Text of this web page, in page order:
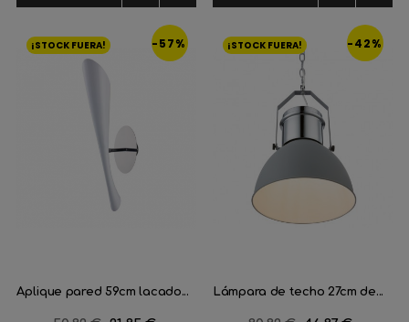
-57%
¡STOCK FUERA!
Aplique pared 59cm lacado...
-42%
¡STOCK FUERA!
Lámpara de techo 27cm de...